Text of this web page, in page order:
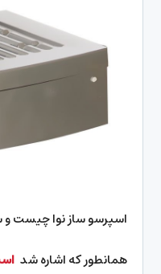
اسپرسو ساز نوا چیست
همانطور که اشاره شد